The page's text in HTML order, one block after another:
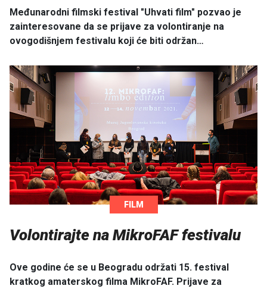
Međunarodni filmski festival "Uhvati film" pozvao je
zainteresovane da se prijave za volontiranje na
ovogodišnjem festivalu koji će biti održan…
FILM
Volontirajte na MikroFAF festivalu
Ove godine će se u Beogradu održati 15. festival
kratkog amaterskog filma MikroFAF. Prijave za